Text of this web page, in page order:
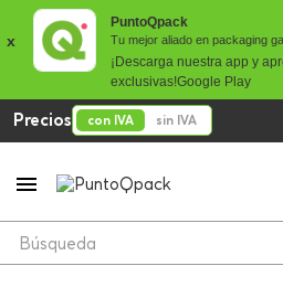
x
PuntoQpack
Tu mejor aliado en packaging
¡Descarga nuestra app y
exclusivas!Google Play
Precios con IVA sin IVA
